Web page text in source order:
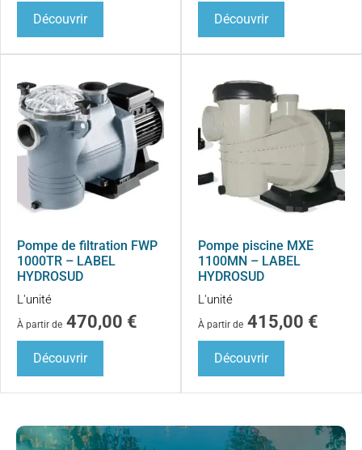
Découvrir Découvrir
Pompe de filtration FWP
1000TR – LABEL
HYDROSUD
L'unité
À partir de 470,00 €
Découvrir
Pompe piscine MXE
1100MN – LABEL
HYDROSUD
L'unité
À partir de 415,00 €
Découvrir